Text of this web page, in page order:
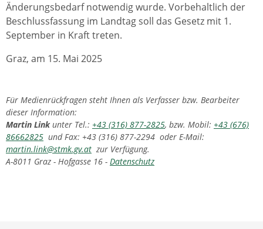
Änderungsbedarf notwendig wurde. Vorbehaltlich der
Beschlussfassung im Landtag soll das Gesetz mit 1.
September in Kraft treten.
Graz, am 15. Mai 2025
Für Medienrückfragen steht Ihnen als Verfasser bzw. Bearbeiter
dieser Information:
Martin Linkunter Tel.: +43 (316) 877-2825, bzw. Mobil: +43 (676)
86662825 und Fax: +43 (316) 877-2294 oder E-Mail:
martin.link@stmk.gv.at zur Verfügung.
A-8011 Graz - Hofgasse 16 - Datenschutz